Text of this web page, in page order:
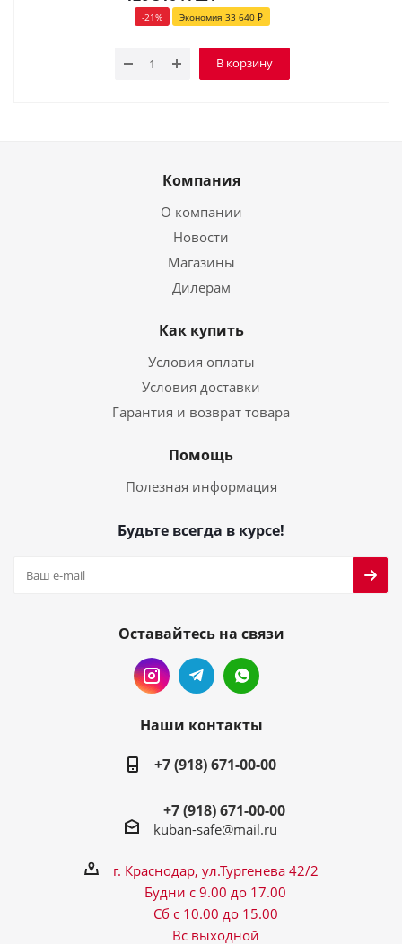
-21% Экономия 33 640₽
В корзину
Компания
О компании
Новости
Магазины
Дилерам
Как купить
Условия оплаты
Условия доставки
Гарантия и возврат товара
Помощь
Полезная информация
Будьте всегда в курсе!
Оставайтесь на связи
Наши контакты
+7 (918) 671-00-00
+7 (918) 671-00-00
kuban-safe@mail.ru
г. Краснодар, ул.Тургенева 42/2
Будни с 9.00 до 17.00
Сб с 10.00 до 15.00
Вс выходной